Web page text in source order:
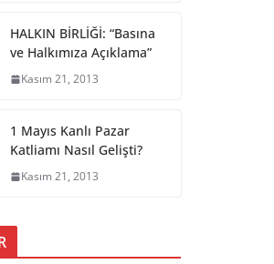
HALKIN BİRLİĞİ: “Basına
ve Halkımıza Açıklama”
Kasım 21, 2013
1 Mayıs Kanlı Pazar
Katliamı Nasıl Gelişti?
Kasım 21, 2013